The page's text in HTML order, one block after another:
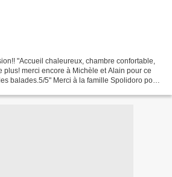
"Accueil chaleureux, chambre confortable,
plus! merci encore à Michèle et Alain pour ce
balades.5/5" Merci à la famille Spolidoro pour